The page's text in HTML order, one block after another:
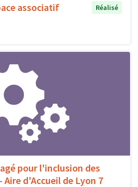
associatif
Réalisé
pour l'inclusion des
Aire d'Accueil de Lyon 7